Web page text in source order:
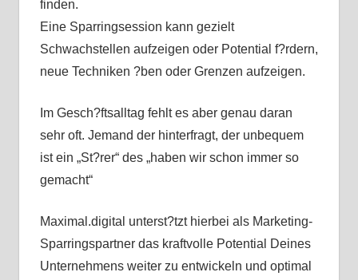
finden.
Eine Sparringsession kann gezielt
Schwachstellen aufzeigen oder Potential f?rdern,
neue Techniken ?ben oder Grenzen aufzeigen.
Im Gesch?ftsalltag fehlt es aber genau daran
sehr oft. Jemand der hinterfragt, der unbequem
ist ein „St?rer“ des „haben wir schon immer so
gemacht“
Maximal.digital unterst?tzt hierbei als Marketing-
Sparringspartner das kraftvolle Potential Deines
Unternehmens weiter zu entwickeln und optimal